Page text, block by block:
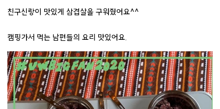
친구신랑이 맛있게 삼겹살을 구워줬어요^^
캠핑가서 먹는 남편들의 요리 맛있어요.